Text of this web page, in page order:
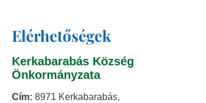
Elérhetőségek
Kerkabarabás Község
Önkormányzata
Cím: 8971 Kerkabarabás,